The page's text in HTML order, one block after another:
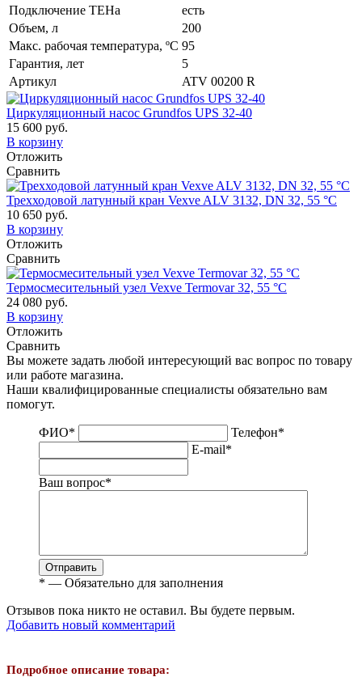
Подключение ТЕНа
есть
Объем, л
200
Макс. рабочая температура, ºС 95
Гарантия, лет
5
Артикул
ATV 00200 R
Циркуляционный насос Grundfos UPS 32-40
15 600 руб.
В корзину
Отложить
Сравнить
Трехходовой латунный кран Vexve ALV 3132, DN 32, 55 °C
10 650 руб.
В корзину
Отложить
Сравнить
Термосмесительный узел Vexve Termovar 32, 55 °C
24 080 руб.
В корзину
Отложить
Сравнить
Вы можете задать любой интересующий вас вопрос по товару
или работе магазина.
Наши квалифицированные специалисты обязательно вам
помогут.
ФИО* Телефон*
E-mail*
Ваш вопрос*
Отправить
* — Обязательно для заполнения
Отзывов пока никто не оставил. Вы будете первым.
Добавить новый комментарий
Подробное описание товара: